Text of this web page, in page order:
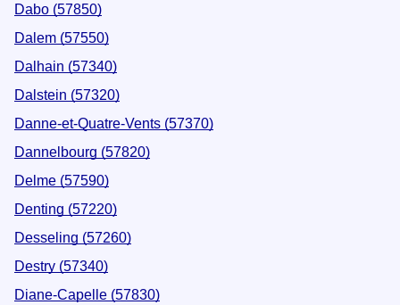
Dabo (57850)
Dalem (57550)
Dalhain (57340)
Dalstein (57320)
Danne-et-Quatre-Vents (57370)
Dannelbourg (57820)
Delme (57590)
Denting (57220)
Desseling (57260)
Destry (57340)
Diane-Capelle (57830)